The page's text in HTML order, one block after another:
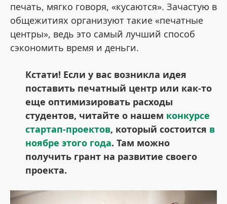
печать, мягко говоря, «кусаются». Зачастую в
общежитиях организуют такие «печатные
центры», ведь это самый лучший способ
сэкономить время и деньги.
Кстати! Если у вас возникла идея
поставить печатный центр или как-то
еще оптимизировать расходы
студентов, читайте о нашем конкурсе
стартап-проектов, который состоится в
ноябре этого года. Там можно
получить грант на развитие своего
проекта.